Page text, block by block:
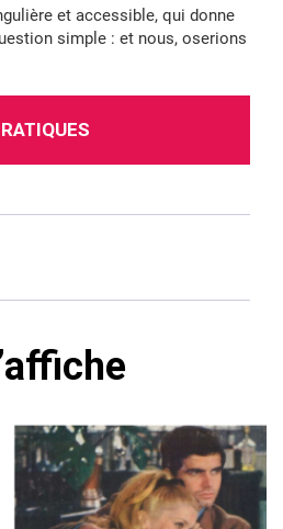
et accessible, qui donne
simple : et nous, oserions